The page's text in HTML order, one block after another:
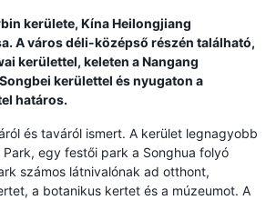
kerülete, Kína Heilongjiang
A város déli-középső részén található,
kerülettel, keleten a Nangang
kerülettel és nyugaton a
határos.
és taváról ismert. A kerület legnagyobb
Park, egy festői park a Songhua folyó
számos látnivalónak ad otthont,
a botanikus kertet és a múzeumot. A